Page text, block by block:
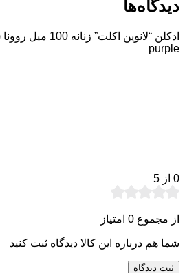
دیدگاه‌ها
purple
0 از 5
از مجموع 0 امتیاز
شما هم درباره این کالا دیدگاه ثبت کنید
ثبت دیدگاه